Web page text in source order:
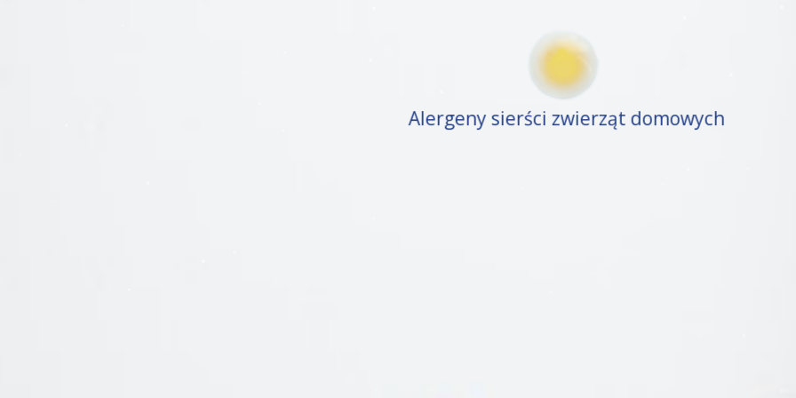
Alergeny sierści zwierząt domowych